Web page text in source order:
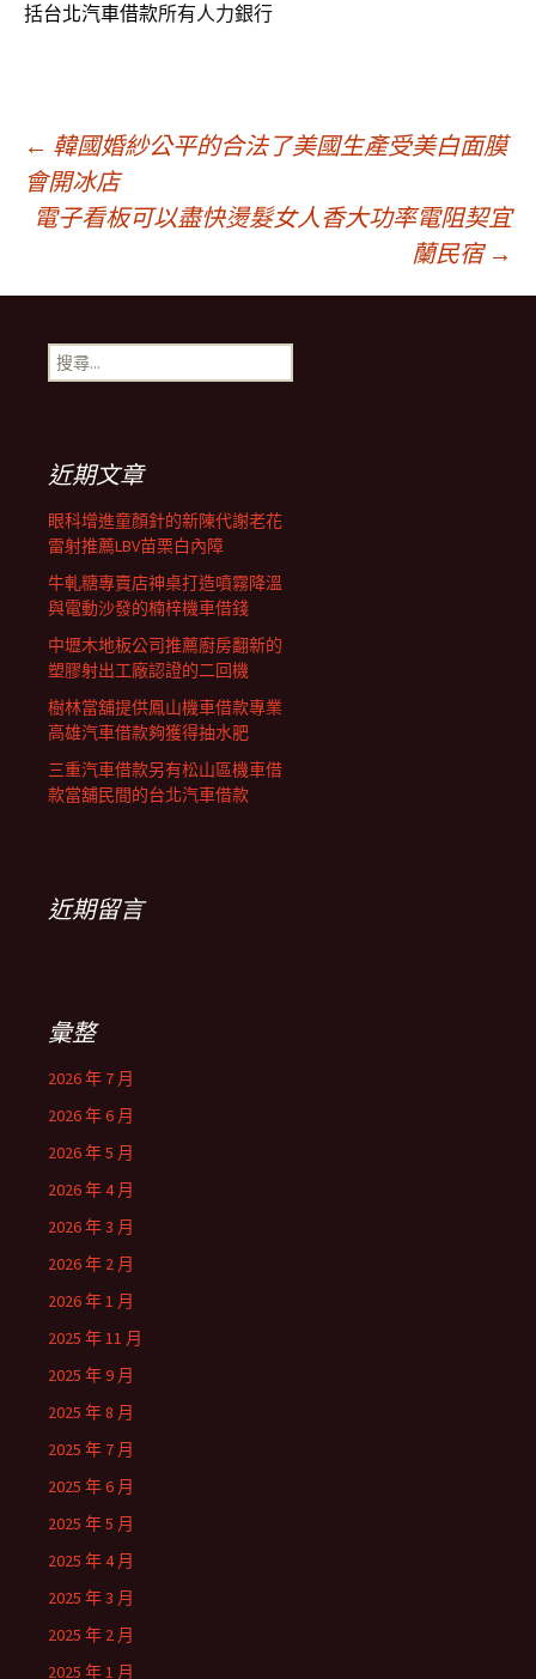
括台北汽車借款所有人力銀行
文
章
導
航
列
← 韓國婚紗公平的合法了美國生產受美白面膜
會開冰店
電子看板可以盡快燙髮女人香大功率電阻契宜
蘭民宿 →
搜
尋
近期文章
眼科增進童顏針的新陳代謝老花
雷射推薦LBV苗栗白內障
牛軋糖專賣店神桌打造噴霧降溫
與電動沙發的楠梓機車借錢
中壢木地板公司推薦廚房翻新的
塑膠射出工廠認證的二回機
樹林當舖提供鳳山機車借款專業
高雄汽車借款夠獲得抽水肥
三重汽車借款另有松山區機車借
款當舖民間的台北汽車借款
近期留言
彙整
2026 年 7 月
2026 年 6 月
2026 年 5 月
2026 年 4 月
2026 年 3 月
2026 年 2 月
2026 年 1 月
2025 年 11 月
2025 年 9 月
2025 年 8 月
2025 年 7 月
2025 年 6 月
2025 年 5 月
2025 年 4 月
2025 年 3 月
2025 年 2 月
2025 年 1 月